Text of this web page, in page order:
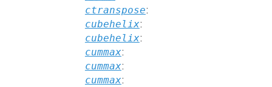
ctranspose:
cubehelix:
cubehelix:
cummax:
cummax:
cummax: